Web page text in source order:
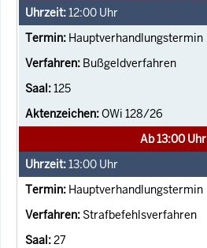
12:00 Uhr
Hauptverhandlungstermin
Bußgeldverfahren
125
OWi 128/26
Ab 13:00 Uhr
13:00 Uhr
Hauptverhandlungstermin
Strafbefehlsverfahren
27